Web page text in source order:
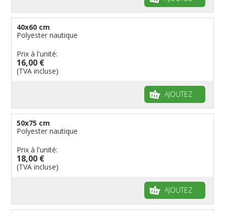
40x60 cm
Polyester nautique
Prix à l'unité:
16,00 €
(TVA incluse)
AJOUTEZ
50x75 cm
Polyester nautique
Prix à l'unité:
18,00 €
(TVA incluse)
AJOUTEZ